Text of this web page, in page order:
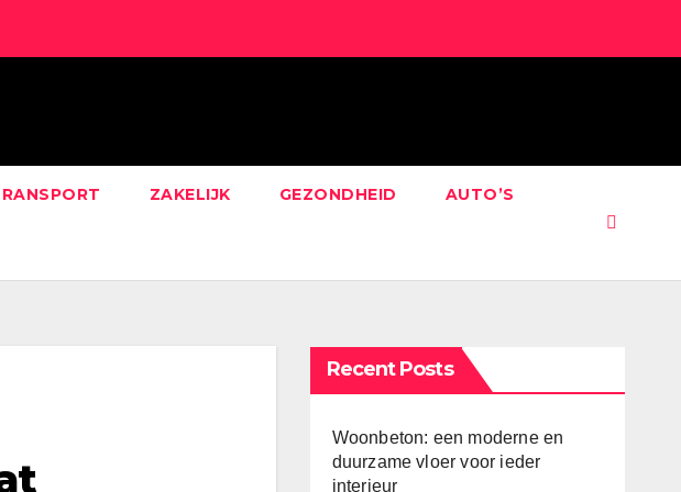
ZAKELIJK GEZONDHEID AUTO’S
Recent Posts
Woonbeton: een moderne en
duurzame vloer voor ieder
interieur